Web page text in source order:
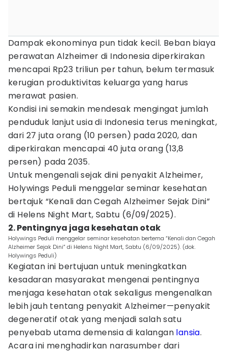
Dampak ekonominya pun tidak kecil. Beban biaya
perawatan Alzheimer di Indonesia diperkirakan
mencapai Rp23 triliun per tahun, belum termasuk
kerugian produktivitas keluarga yang harus
merawat pasien.
Kondisi ini semakin mendesak mengingat jumlah
penduduk lanjut usia di Indonesia terus meningkat,
dari 27 juta orang (10 persen) pada 2020, dan
diperkirakan mencapai 40 juta orang (13,8
persen) pada 2035.
Untuk mengenali sejak dini penyakit Alzheimer,
Holywings Peduli menggelar seminar kesehatan
bertajuk “Kenali dan Cegah Alzheimer Sejak Dini”
di Helens Night Mart, Sabtu (6/09/2025).
2. Pentingnya jaga kesehatan otak
Holywings Peduli menggelar seminar kesehatan bertema “Kenali dan Cegah
Alzheimer Sejak Dini” di Helens Night Mart, Sabtu (6/09/2025). (dok.
Holywings Peduli)
Kegiatan ini bertujuan untuk meningkatkan
kesadaran masyarakat mengenai pentingnya
menjaga kesehatan otak sekaligus mengenalkan
lebih jauh tentang penyakit Alzheimer—penyakit
degeneratif otak yang menjadi salah satu
penyebab utama demensia di kalangan lansia.
Acara ini menghadirkan narasumber dari